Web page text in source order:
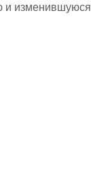
и изменившуюся